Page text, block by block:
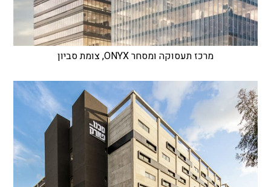
מרכז תעסוקה ומסחר ONYX, צומת סביון